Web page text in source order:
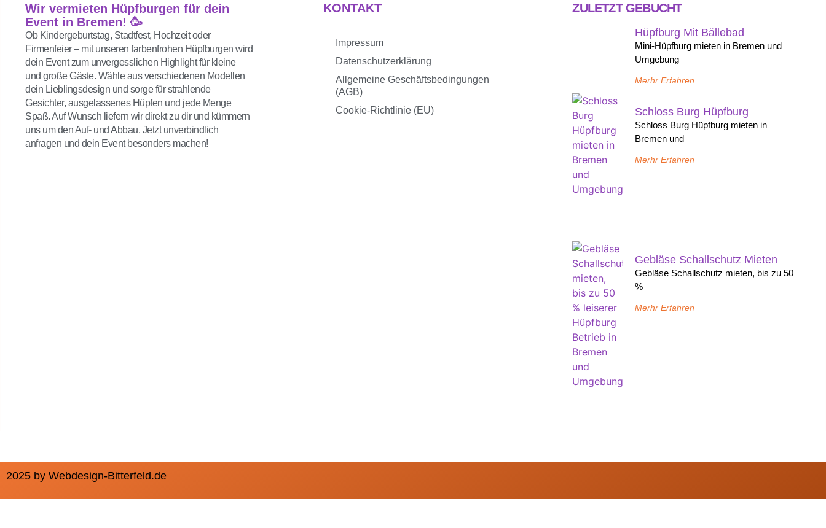
Wir vermieten Hüpfburgen für dein
Event in Bremen! 🥳
Ob Kindergeburtstag, Stadtfest, Hochzeit oder
Firmenfeier – mit unseren farbenfrohen Hüpfburgen wird
dein Event zum unvergesslichen Highlight für kleine
und große Gäste. Wähle aus verschiedenen Modellen
dein Lieblingsdesign und sorge für strahlende
Gesichter, ausgelassenes Hüpfen und jede Menge
Spaß. Auf Wunsch liefern wir direkt zu dir und kümmern
uns um den Auf- und Abbau. Jetzt unverbindlich
anfragen und dein Event besonders machen!
KONTAKT
Impressum
Datenschutzerklärung
Allgemeine Geschäftsbedingungen
(AGB)
Cookie-Richtlinie (EU)
ZULETZT GEBUCHT
Hüpfburg Mit Bällebad
Mini-Hüpfburg mieten in Bremen und
Umgebung –
Merhr Erfahren
Schloss Burg Hüpfburg
Schloss Burg Hüpfburg mieten in
Bremen und
Merhr Erfahren
Gebläse Schallschutz Mieten
Gebläse Schallschutz mieten, bis zu 50
%
Merhr Erfahren
2025 by Webdesign-Bitterfeld.de